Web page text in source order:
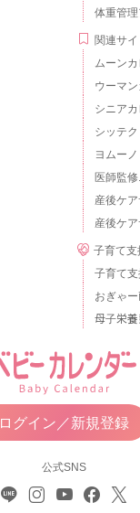
体重管理
関連サイ
ムーン
ウーマ
シニア
シッテク
ヨムーノ
医師監
産後ケ
産後ケ
子育て支
子育て
おぎゃ
母子栄
ログイン／新規登録
公式SNS